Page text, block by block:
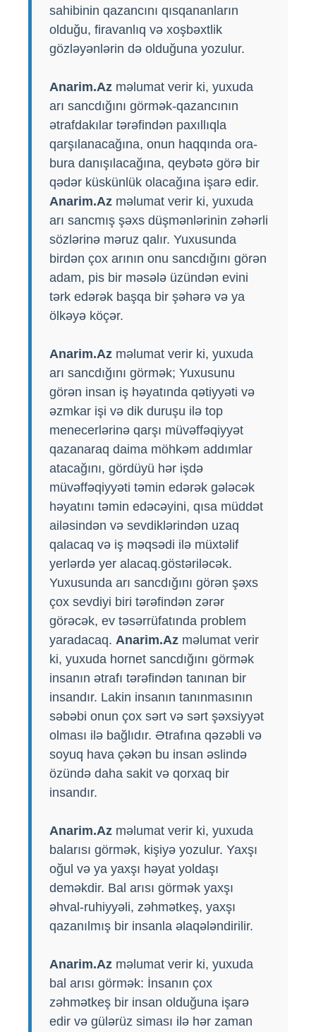
sahibinin qazancını qısqananların
olduğu, firavanlıq və xoşbəxtlik
gözləyənlərin də olduğuna yozulur.
Anarim.Az məlumat verir ki, yuxuda
arı sancdığını görmək-qazancının
ətrafdakılar tərəfindən paxıllıqla
qarşılanacağına, onun haqqında ora-
bura danışılacağına, qeybətə görə bir
qədər küskünlük olacağına işarə edir.
Anarim.Az məlumat verir ki, yuxuda
arı sancmış şəxs düşmənlərinin zəhərli
sözlərinə məruz qalır. Yuxusunda
birdən çox arının onu sancdığını görən
adam, pis bir məsələ üzündən evini
tərk edərək başqa bir şəhərə və ya
ölkəyə köçər.
Anarim.Az məlumat verir ki, yuxuda
arı sancdığını görmək; Yuxusunu
görən insan iş həyatında qətiyyəti və
əzmkar işi və dik duruşu ilə top
menecerlərinə qarşı müvəffəqiyyət
qazanaraq daima möhkəm addımlar
atacağını, gördüyü hər işdə
müvəffəqiyyəti təmin edərək gələcək
həyatını təmin edəcəyini, qısa müddət
ailəsindən və sevdiklərindən uzaq
qalacaq və iş məqsədi ilə müxtəlif
yerlərdə yer alacaq.göstəriləcək.
Yuxusunda arı sancdığını görən şəxs
çox sevdiyi biri tərəfindən zərər
görəcək, ev təsərrüfatında problem
yaradacaq. Anarim.Az məlumat verir
ki, yuxuda hornet sancdığını görmək
insanın ətrafı tərəfindən tanınan bir
insandır. Lakin insanın tanınmasının
səbəbi onun çox sərt və sərt şəxsiyyət
olması ilə bağlıdır. Ətrafına qəzəbli və
soyuq hava çəkən bu insan əslində
özündə daha sakit və qorxaq bir
insandır.
Anarim.Az məlumat verir ki, yuxuda
balarısı görmək, kişiyə yozulur. Yaxşı
oğul və ya yaxşı həyat yoldaşı
deməkdir. Bal arısı görmək yaxşı
əhval-ruhiyyəli, zəhmətkeş, yaxşı
qazanılmış bir insanla əlaqələndirilir.
Anarim.Az məlumat verir ki, yuxuda
bal arısı görmək: İnsanın çox
zəhmətkeş bir insan olduğuna işarə
edir və gülərüz siması ilə hər zaman